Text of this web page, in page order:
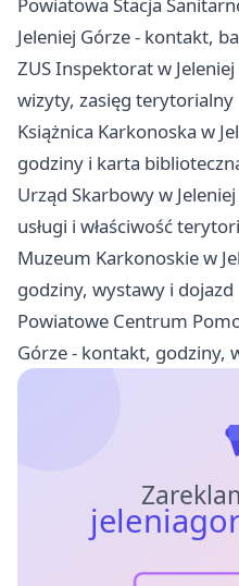
Powiatowa Stacja
Jeleniej Górze - kontakt,
ZUS Inspektorat w
wizyty, zasięg terytorialny
Książnica Karkonoska w
godziny i karta
Urząd Skarbowy w
usługi i właściwość
Muzeum Karkonoskie w
godziny, wystawy i dojazd
Powiatowe Centrum
Górze - kontakt, godziny,